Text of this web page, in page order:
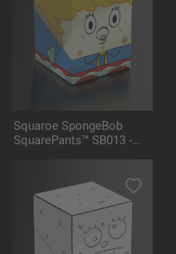
Squaroe SpongeBob
SquarePants™ SB013 -